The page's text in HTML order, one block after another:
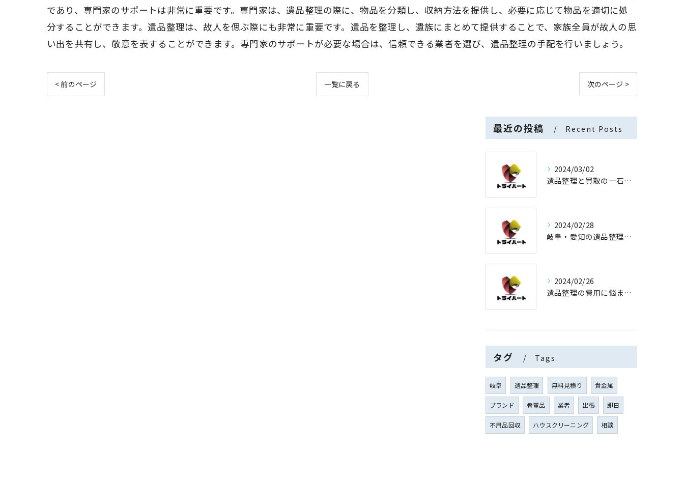
であり、専門家のサポートは非常に重要です。専門家は、遺品整理の際に、物品を分類し、収納方法を提供し、必要に応じて物品を適切に処
分することができます。遺品整理は、故人を偲ぶ際にも非常に重要です。遺品を整理し、遺族にまとめて提供することで、家族全員が故人の思
い出を共有し、敬意を表することができます。専門家のサポートが必要な場合は、信頼できる業者を選び、遺品整理の手配を行いましょう。
< 前のページ 一覧に戻る 次のページ >
最近の投稿 Recent Posts
2024/03/02
遺品整理と買取の一石二鳥
2024/02/28
岐阜・愛知の遺品整理と買取専門店【査定士が高額買取】
2024/02/26
遺品整理の費用に悩まない！買取専門店運営の遺品整理
タグ Tags
岐阜 遺品整理 無料見積り 貴金属
ブランド 骨董品 業者 出張 即日
不用品回収 ハウスクリーニング 相談